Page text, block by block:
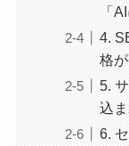
「
4.
格
5.
込ま
6.